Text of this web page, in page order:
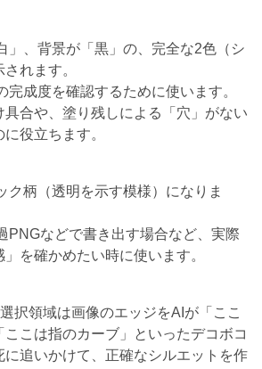
」、背景が「黒」の、完全な2色（シ
れます。
完成度を確認するために使います。
合や、塗り残しによる「穴」がない
役立ちます。
ク柄（透明を示す模様）になりま
PNGなどで書き出す場合など、実際
を確かめたい時に使います。
択領域は画像のエッジをAIが「ここ
こは指のカーブ」といったデコボコ
に追いかけて、正確なシルエットを作